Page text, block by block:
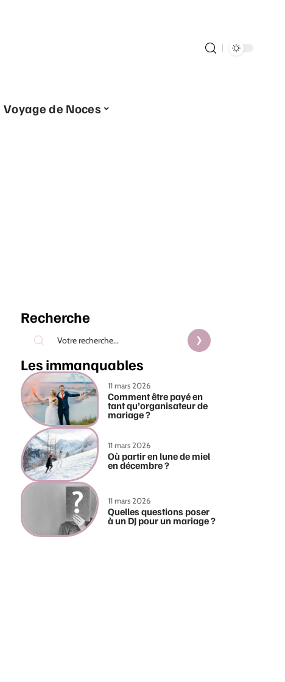
Voyage de Noces
Recherche
Les immanquables
11 mars 2026
Comment être payé en
tant qu’organisateur de
mariage ?
11 mars 2026
Où partir en lune de miel
en décembre ?
11 mars 2026
Quelles questions poser
à un DJ pour un mariage ?